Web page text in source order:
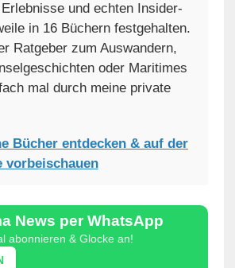
und echten Insider-
in 16 Büchern festgehalten.
Ratgeber zum Auswandern,
oder Maritimes
mal durch meine private
Bücher entdecken & auf der
vorbeischauen
News per WhatsApp
abonnieren & Glocke an!